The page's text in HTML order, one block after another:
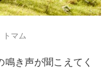
マム
き声が聞こえてく